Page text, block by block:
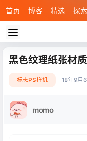
首页 博客 精选 探索
黑色纹理纸张材
标志PS样机 18年9月6
momo